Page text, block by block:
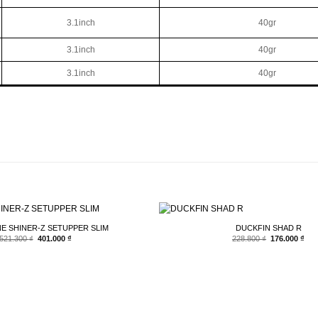
3.1inch 40gr
3.1inch 40gr
3.1inch 40gr
SHINER-Z SETUPPER SLIM
₫ Giá
401.000 ₫Giá
DUCKFIN SHAD R
228.800₫ Giá
176.000₫